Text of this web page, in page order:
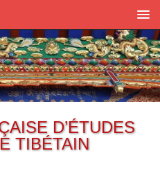
D’ÉTUDES
TIBÉTAIN